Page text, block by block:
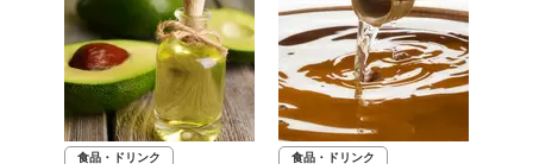
食品・ドリンク 食品・ドリンク